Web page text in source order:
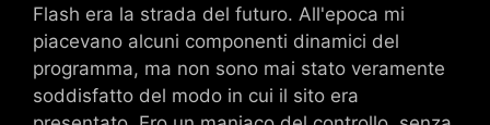
Flash era la strada del futuro. All'epoca mi
piacevano alcuni componenti dinamici del
programma, ma non sono mai stato veramente
soddisfatto del modo in cui il sito era